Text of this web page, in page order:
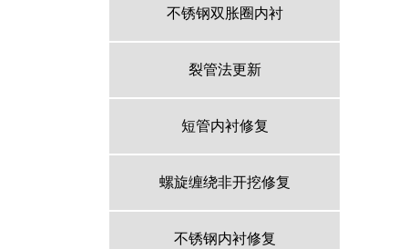
不锈钢双胀圈内衬
裂管法更新
短管内衬修复
螺旋缠绕非开挖修复
不锈钢内衬修复